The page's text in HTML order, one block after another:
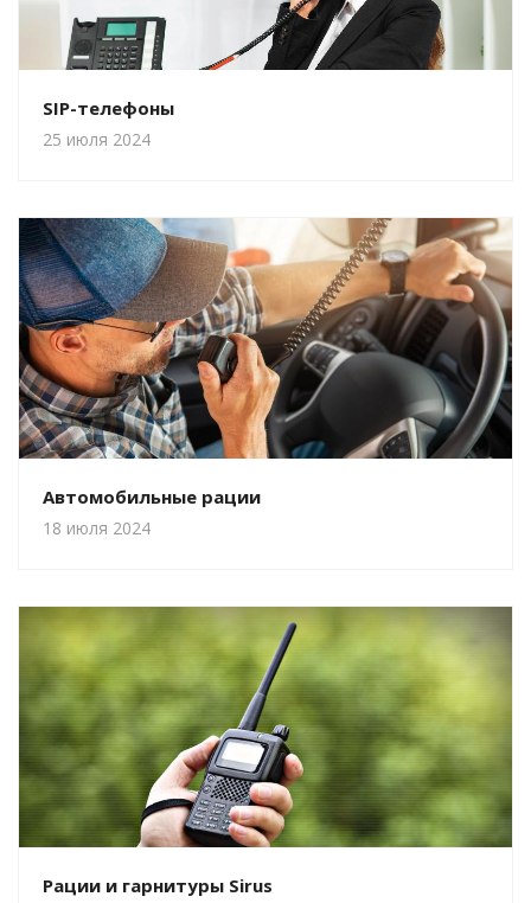
SIP-телефоны
25 июля 2024
Автомобильные рации
18 июля 2024
Рации и гарнитуры Sirus